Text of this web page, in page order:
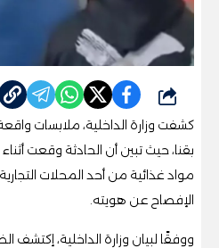
شارك
كشفت وزارة الداخلية، ملابسات
بقنا، حيث تبين أن الحادثة وقعت
مواد غذائية من أحد المحلات
الإفصاح عن هويته.
ووفقًا لبيان وزارة الداخلية، إكتشف